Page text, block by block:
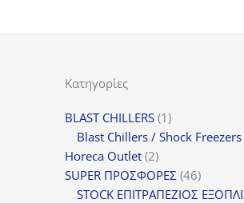
Κατηγορίες
BLAST CHILLERS 11
προϊόν
Blast Chillers / Shock Freezers
Horeca Outlet 22
προϊόντα
SUPER ΠΡΟΣΦΟΡΕΣ 4646
STOCK ΕΠΙΤΡΑΠΕΖΙΟΣ